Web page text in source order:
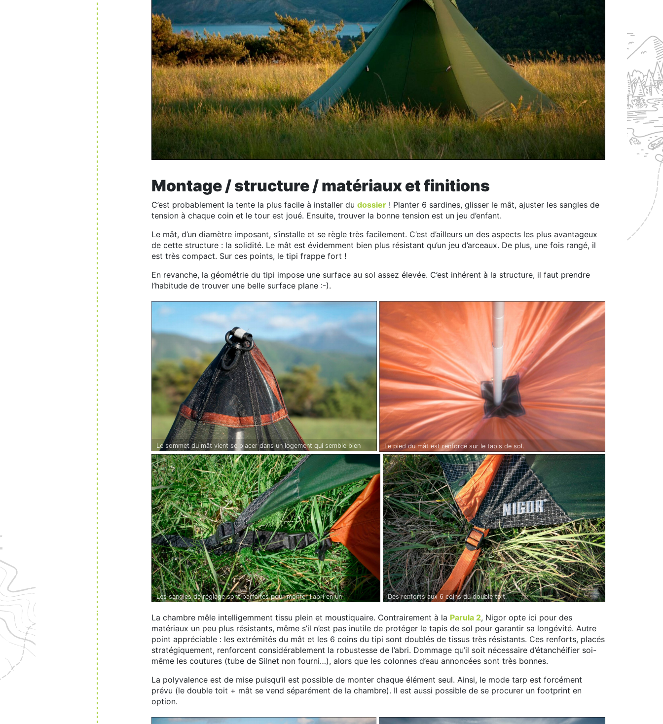
Montage / structure / matériaux et finitions
C’est probablement la tente la plus facile à installer du dossier ! Planter 6 sardines, glisser le mât, ajuster les sangles de
tension à chaque coin et le tour est joué. Ensuite, trouver la bonne tension est un jeu d’enfant.
Le mât, d’un diamètre imposant, s’installe et se règle très facilement. C’est d’ailleurs un des aspects les plus avantageux
de cette structure : la solidité. Le mât est évidemment bien plus résistant qu’un jeu d’arceaux. De plus, une fois rangé, il
est très compact. Sur ces points, le tipi frappe fort !
En revanche, la géométrie du tipi impose une surface au sol assez élevée. C’est inhérent à la structure, il faut prendre
l’habitude de trouver une belle surface plane :-).
Le sommet du mât vient se placer dans un logement qui semble bien
résistant.
Le pied du mât est renforcé sur le tapis de sol.
Les sangles de réglage sont parfaites pour monter l'abri en un
Des renforts aux 6 coins du double toit.
La chambre mêle intelligemment tissu plein et moustiquaire. Contrairement à la Parula 2, Nigor opte ici pour des
matériaux un peu plus résistants, même s’il n’est pas inutile de protéger le tapis de sol pour garantir sa longévité. Autre
point appréciable : les extrémités du mât et les 6 coins du tipi sont doublés de tissus très résistants. Ces renforts, placés
stratégiquement, renforcent considérablement la robustesse de l’abri. Dommage qu’il soit nécessaire d’étanchéifier soi-
même les coutures (tube de Silnet non fourni…), alors que les colonnes d’eau annoncées sont très bonnes.
La polyvalence est de mise puisqu’il est possible de monter chaque élément seul. Ainsi, le mode tarp est forcément
prévu (le double toit + mât se vend séparément de la chambre). Il est aussi possible de se procurer un footprint en
option.